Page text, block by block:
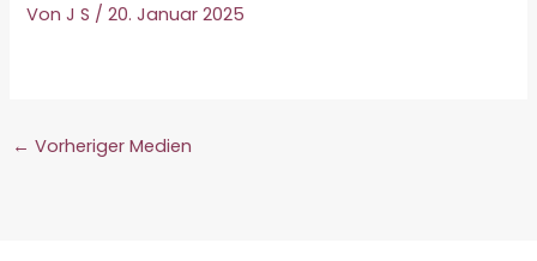
VonJ S /20. Januar 2025
← Vorheriger Medien